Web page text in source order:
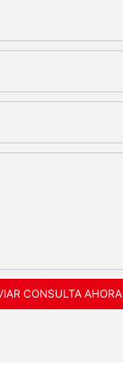
CONSULTA AHORA